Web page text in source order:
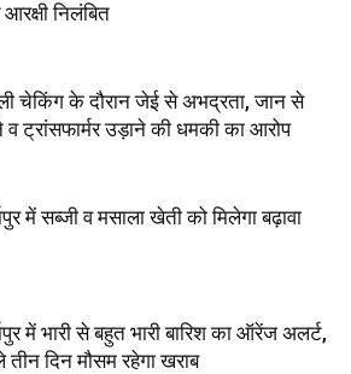
निलंबित
चेकिंग के दौरान जेई से अभद्रता, जान से
व ट्रांसफार्मर उड़ाने की धमकी का आरोप
में सब्जी व मसाला खेती को मिलेगा बढ़ावा
में भारी से बहुत भारी बारिश का ऑरेंज अलर्ट,
दिन मौसम रहेगा खराब